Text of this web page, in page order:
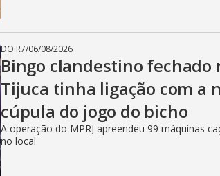
DO R7/06/08/2026
Bingo clandestino fechado
Tijuca tinha ligação com a
cúpula do jogo do bicho
A operação do MPRJ apreendeu 99 máquinas
no local